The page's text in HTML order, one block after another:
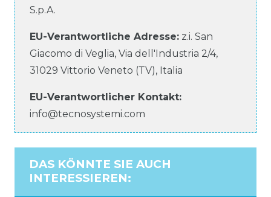
S.p.A.
EU-Verantwortliche Adresse: z.i. San
Giacomo di Veglia, Via dell'Industria 2/4,
31029 Vittorio Veneto (TV), Italia
EU-Verantwortlicher Kontakt:
info@tecnosystemi.com
DAS KÖNNTE SIE AUCH
INTERESSIEREN: